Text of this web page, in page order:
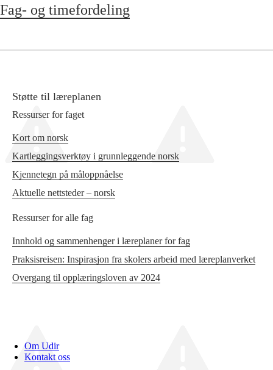
Fag- og timefordeling
Støtte til læreplanen
Ressurser for faget
Kort om norsk
Kartleggingsverktøy i grunnleggende norsk
Kjennetegn på måloppnåelse
Aktuelle nettsteder – norsk
Ressurser for alle fag
Innhold og sammenhenger i læreplaner for fag
Praksisreisen: Inspirasjon fra skolers arbeid med læreplanverket
Overgang til opplæringsloven av 2024
Om Udir
Kontakt oss